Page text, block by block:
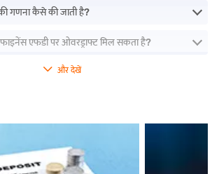
गणना कैसे की जाती है?
एफडी पर ओवरड्राफ्ट मिल सकता है?
और देखें